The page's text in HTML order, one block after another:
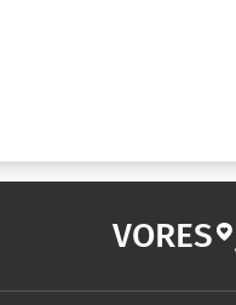
VORES